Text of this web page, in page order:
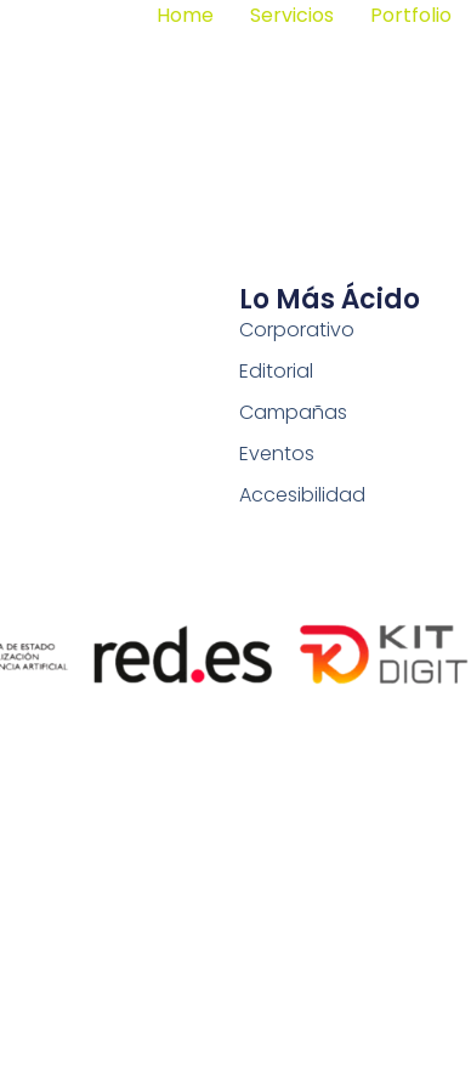
Home Servicios Portfolio
Lo Más Ácido
Corporativo
Editorial
Campañas
Eventos
Accesibilidad